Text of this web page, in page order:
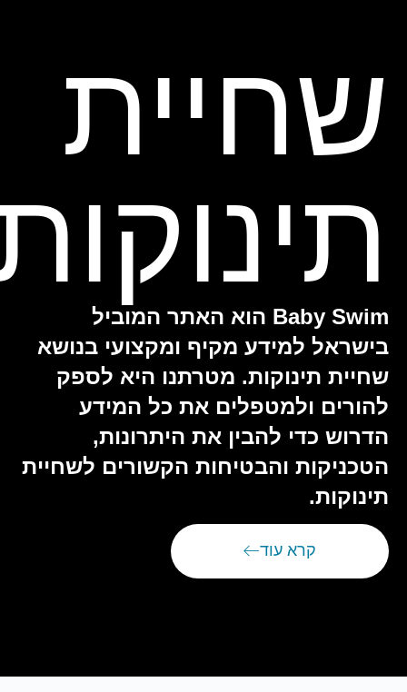
שחיית
תינוקות
Baby Swim הוא האתר המוביל
בישראל למידע מקיף ומקצועי בנושא
שחיית תינוקות. מטרתנו היא לספק
להורים ולמטפלים את כל המידע
הדרוש כדי להבין את היתרונות,
הטכניקות והבטיחות הקשורים לשחיית
תינוקות.
קרא עוד